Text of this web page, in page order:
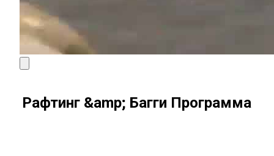
Рафтинг &amp; Багги Программа